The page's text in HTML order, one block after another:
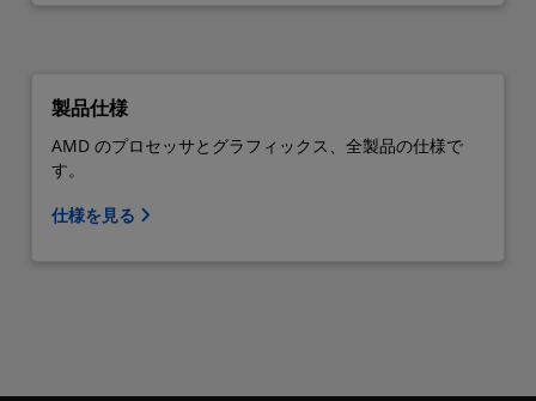
製品仕様
AMD のプロセッサとグラフィックス、全製品の仕様で
す。
仕様を見る